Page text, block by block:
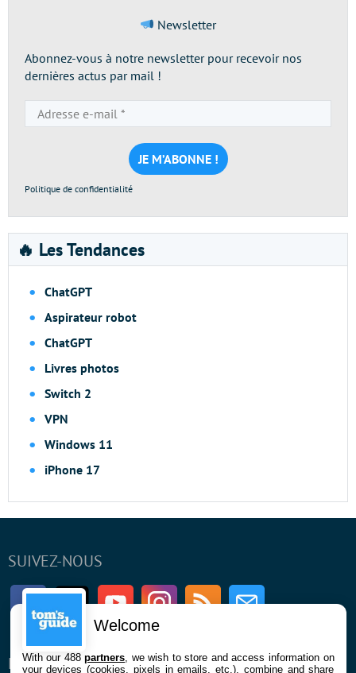
Newsletter
Abonnez-vous à notre newsletter pour recevoir nos
dernières actus par mail !
e-
mail
*
Politique de confidentialité
🔥 Les Tendances
ChatGPT
Aspirateur robot
ChatGPT
Livres photos
Switch 2
VPN
Windows 11
iPhone 17
SUIVEZ-NOUS
FacebookTwitter Youtube InstagramRSS Newsletter
ENTREPRISE À PROPOS
Welcome
With our 488partners , we wish to store and access information on
your devices (cookies, pixels in emails, etc.), combine and share